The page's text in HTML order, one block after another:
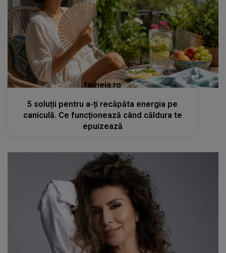
femeia.ro
5 soluții pentru a-ți recăpăta energia pe
caniculă. Ce funcționează când căldura te
epuizează